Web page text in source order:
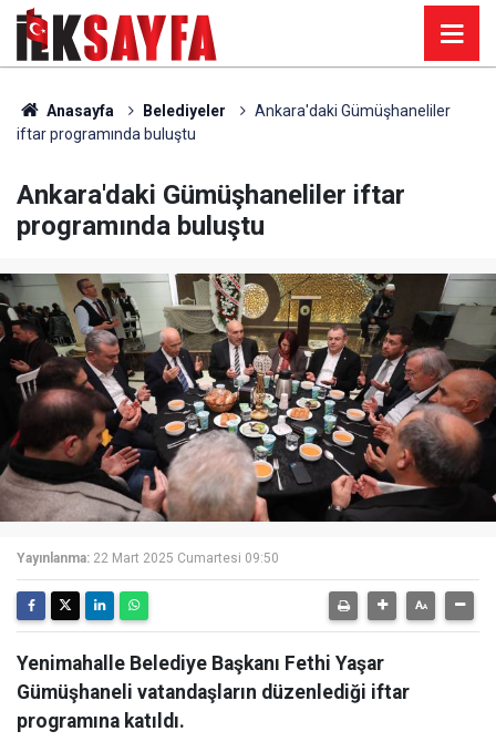
Anasayfa Belediyeler
Ankara'daki Gümüşhaneliler
iftar programında buluştu
Ankara'daki Gümüşhaneliler iftar
programında buluştu
Yayınlanma: 22 Mart 2025 Cumartesi 09:50
Yenimahalle Belediye Başkanı Fethi Yaşar
Gümüşhaneli vatandaşların düzenlediği iftar
programına katıldı.